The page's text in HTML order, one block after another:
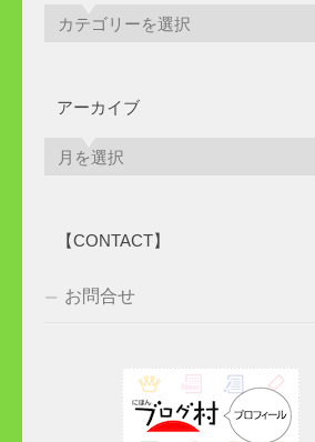
アーカイブ
【CONTACT】
お問合せ